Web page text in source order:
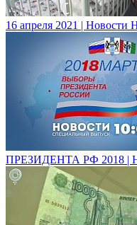
16 апреля 2021 | Новости
ПРЕЗИДЕНТА РФ 2018 |